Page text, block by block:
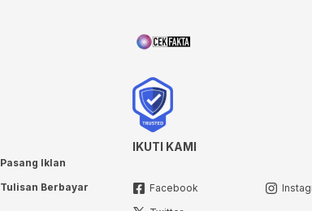
Pasang Iklan
Tulisan Berbayar
IKUTI KAMI
Facebook